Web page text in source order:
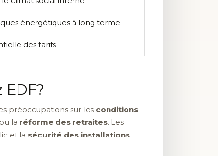
énergétiques à long terme
des tarifs
préoccupations sur les conditions
la réforme des retraites. Les
et la sécurité des installations.